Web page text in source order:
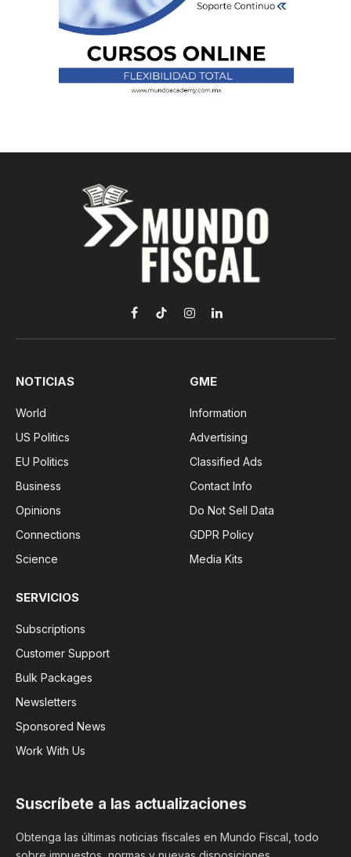
Facebook
TikTokInstagramLinkedIn
NOTICIAS
World
US Politics
EU Politics
Business
Opinions
Connections
Science
GME
Information
Advertising
Classified Ads
Contact Info
Do Not Sell Data
GDPR Policy
Media Kits
SERVICIOS
Subscriptions
Customer Support
Bulk Packages
Newsletters
Sponsored News
Work With Us
Suscríbete a las actualizaciones
Obtenga las últimas noticias fiscales en Mundo Fiscal, todo